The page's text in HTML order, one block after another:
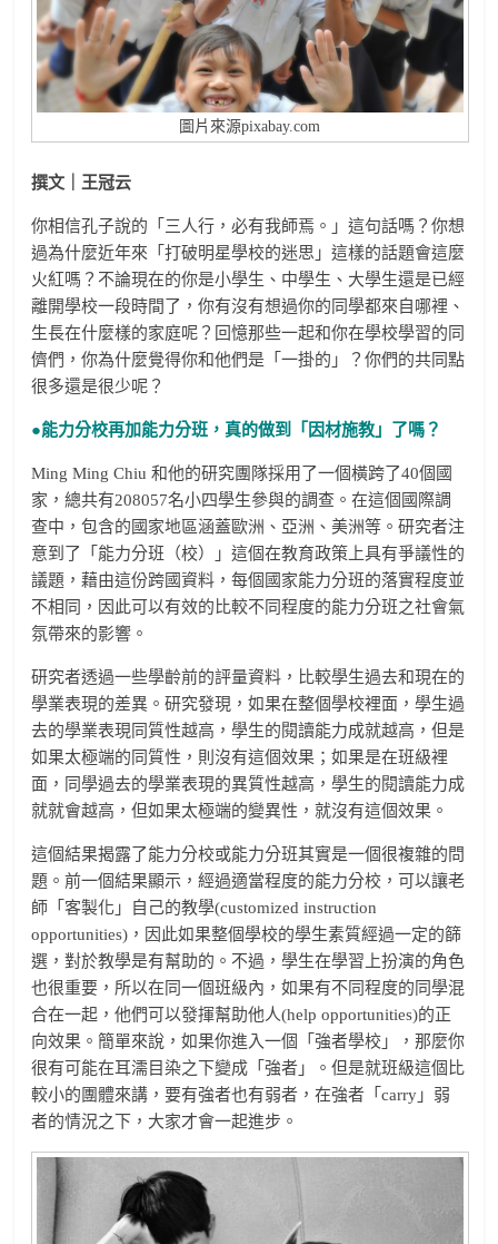
圖片來源pixabay.com
撰文｜王冠云
你相信孔子說的「三人行，必有我師焉。」這句話嗎？你想
過為什麼近年來「打破明星學校的迷思」這樣的話題會這麼
火紅嗎？不論現在的你是小學生、中學生、大學生還是已經
離開學校一段時間了，你有沒有想過你的同學都來自哪裡、
生長在什麼樣的家庭呢？回憶那些一起和你在學校學習的同
儕們，你為什麼覺得你和他們是「一掛的」？你們的共同點
很多還是很少呢？
●能力分校再加能力分班，真的做到「因材施教」了嗎？
Ming Ming Chiu 和他的研究團隊採用了一個橫跨了40個國
家，總共有208057名小四學生參與的調查。在這個國際調
查中，包含的國家地區涵蓋歐洲、亞洲、美洲等。研究者注
意到了「能力分班（校）」這個在教育政策上具有爭議性的
議題，藉由這份跨國資料，每個國家能力分班的落實程度並
不相同，因此可以有效的比較不同程度的能力分班之社會氣
氛帶來的影響。
研究者透過一些學齡前的評量資料，比較學生過去和現在的
學業表現的差異。研究發現，如果在整個學校裡面，學生過
去的學業表現同質性越高，學生的閱讀能力成就越高，但是
如果太極端的同質性，則沒有這個效果；如果是在班級裡
面，同學過去的學業表現的異質性越高，學生的閱讀能力成
就就會越高，但如果太極端的變異性，就沒有這個效果。
這個結果揭露了能力分校或能力分班其實是一個很複雜的問
題。前一個結果顯示，經過適當程度的能力分校，可以讓老
師「客製化」自己的教學(customized instruction
opportunities)，因此如果整個學校的學生素質經過一定的篩
選，對於教學是有幫助的。不過，學生在學習上扮演的角色
也很重要，所以在同一個班級內，如果有不同程度的同學混
合在一起，他們可以發揮幫助他人(help opportunities)的正
向效果。簡單來說，如果你進入一個「強者學校」，那麼你
很有可能在耳濡目染之下變成「強者」。但是就班級這個比
較小的團體來講，要有強者也有弱者，在強者「carry」弱
者的情況之下，大家才會一起進步。